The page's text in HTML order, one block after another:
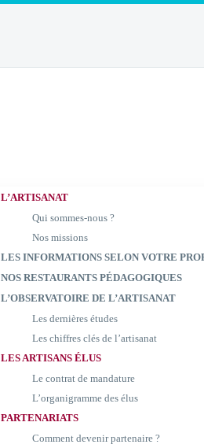
L’ARTISANAT
Qui sommes-nous ?
Nos missions
LES INFORMATIONS SELON VOTRE
NOS RESTAURANTS PÉDAGOGIQUES
L’OBSERVATOIRE DE L’ARTISANAT
Les dernières études
Les chiffres clés de l’artisanat
LES ARTISANS ÉLUS
Le contrat de mandature
L’organigramme des élus
PARTENARIATS
Comment devenir partenaire ?